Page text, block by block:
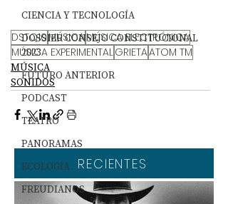
CIENCIA Y TECNOLOGÍA
DOSSIER CONSEJO CONSTITUCIONAL
2023
FUTURO ANTERIOR
PODCAST
TEATRO
PANORAMAS
ECOLOGÍA
FREUDIANOS
DSTQ10MÚSICAMÚSICA ELECTRÓNICA
MÚSICA EXPERIMENTALGRIETAATOM TM
MÚSICA
SONIDOS
RECIENTES